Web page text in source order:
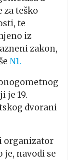
za teško
te
iz
zakon,
N1.
je 19.
dvorani
organizator
navodi se